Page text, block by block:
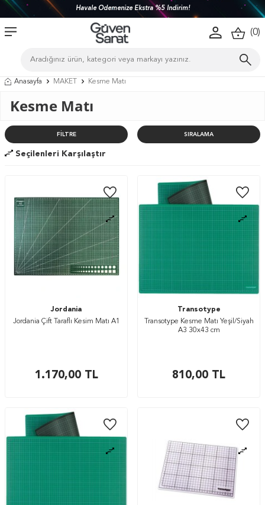
Türkiye'nin her yerine 1450 TL ve üzeri kargo bedava!
(0)
Anasayfa MAKET Kesme Matı
Kesme Matı
FILTRE SIRALAMA
Seçilenleri Karşılaştır
Jordania
Jordania Çift Taraflı Kesim Matı A1
1.170,00TL
Transotype
Transotype Kesme Matı Yeşil/Siyah
A3 30x43 cm
810,00 TL